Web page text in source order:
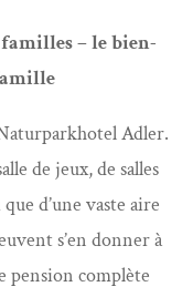
– le bien-
Adler.
de jeux, de salles
d’une vaste aire
s’en donner à
pension complète